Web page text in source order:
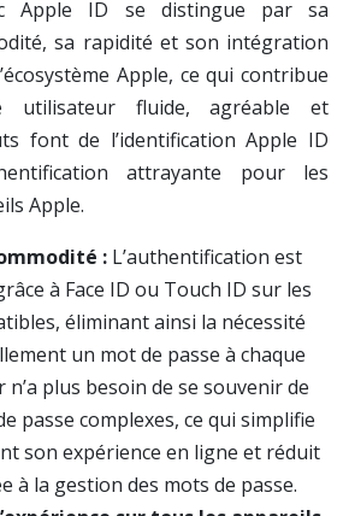
Apple ID se distingue par sa
sa rapidité et son intégration
Apple, ce qui contribue
utilisateur fluide, agréable et
font de l’identification Apple ID
attrayante pour les
Apple.
: L’authentification est
à Face ID ou Touch ID sur les
éliminant ainsi la nécessité
un mot de passe à chaque
n’a plus besoin de se souvenir de
passe complexes, ce qui simplifie
son expérience en ligne et réduit
à la gestion des mots de passe.